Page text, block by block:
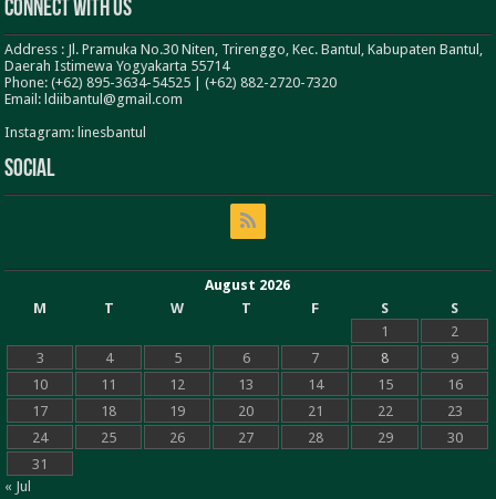
Connect With Us
Address : Jl. Pramuka No.30 Niten, Trirenggo, Kec. Bantul, Kabupaten Bantul,
Daerah Istimewa Yogyakarta 55714
Phone: (+62) 895-3634-54525 | (+62) 882-2720-7320
Email: ldiibantul@gmail.com
Instagram: linesbantul
Social
August 2026
M
T W T F S
S
1
2
3
4 5 6 7 8
9
10
11 12 13 14 15
16
17
18 19 20 21 22
23
24
25 26 27 28 29
30
31
« Jul